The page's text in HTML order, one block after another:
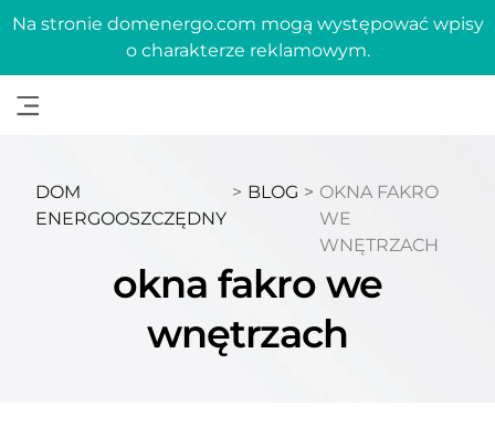
Na stronie domenergo.com mogą występować wpisy
o charakterze reklamowym.
DOM
ENERGOOSZCZĘDNY
> BLOG > OKNA FAKRO
WE
WNĘTRZACH
okna fakro we
wnętrzach